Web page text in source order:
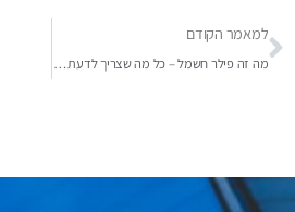
למאמר הקודם
מה זה פילר חשמל – כל מה שצריך לדעת על נקודת החלוקה המרכזית של החשמל